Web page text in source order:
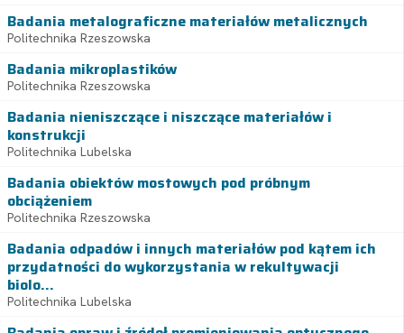
Badania metalograficzne materiałów metalicznych
Politechnika Rzeszowska
Badania mikroplastików
Politechnika Rzeszowska
Badania nieniszczące i niszczące materiałów i
konstrukcji
Politechnika Lubelska
Badania obiektów mostowych pod próbnym
obciążeniem
Politechnika Rzeszowska
Badania odpadów i innych materiałów pod kątem ich
przydatności do wykorzystania w rekultywacji
biolo...
Politechnika Lubelska